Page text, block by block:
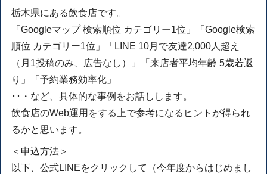
栃木県にある飲食店です。
「Googleマップ 検索順位 カテゴリー1位」「Google検索
順位 カテゴリー1位」「LINE 10月で友達2,000人超え
（月1投稿のみ、広告なし）」「来店者平均年齢 5歳若返
り」「予約業務効率化」
･･・など、具体的な事例をお話しします。
飲食店のWeb運用をする上で参考になるヒントが得られ
るかと思います。
＜申込方法＞
以下、公式LINEをクリックして（今年度からはじめまし